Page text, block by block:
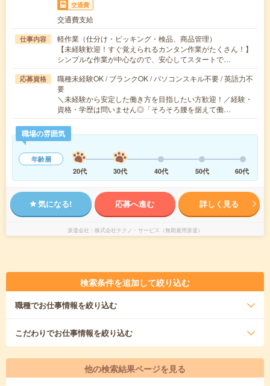
交通費
交通費支給
仕事内容
軽作業（仕分け・ピッキング・検品、商品管理）
【未経験歓迎！すぐ覚えられるカンタン作業がたくさん！】
シンプルな作業が中心なので、安心してスタートで…
応募資格
職種未経験OK / ブランクOK / パソコンスキル不要 / 英語力不
要
＼未経験から安定した働き方を目指したい方歓迎！／経験・
資格・学歴は問いません◎「そろそろ腰を据えて働…
職場の雰囲気
年齢層
20代
30代 40代 50代 60代
気になる! 応募へ進む 詳しく見る
派遣会社 株式会社テクノ・サービス（無期雇用派遣）
検索条件を追加して絞り込む
職種でお仕事情報を絞り込む
こだわりでお仕事情報を絞り込む
他の検索結果ページを見る